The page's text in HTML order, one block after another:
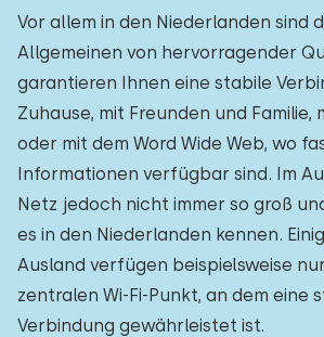
Vor allem in den Niederlanden sind
Allgemeinen von hervorragender
garantieren Ihnen eine stabile
Zuhause, mit Freunden und Familie,
oder mit dem Word Wide Web, wo
Informationen verfügbar sind. Im
Netz jedoch nicht immer so groß
es in den Niederlanden kennen.
Ausland verfügen beispielsweise
zentralen Wi-Fi-Punkt, an dem eine
Verbindung gewährleistet ist.